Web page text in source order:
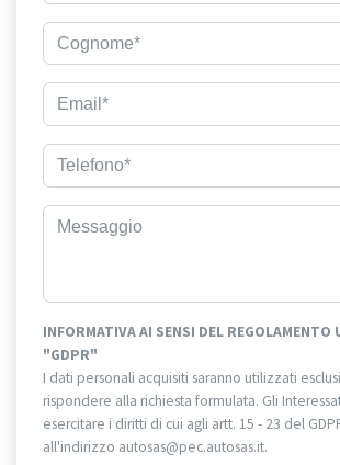
INFORMATIVA AI SENSI DEL REGOLAMENTO
"GDPR"
I dati personali acquisiti saranno utilizzati
rispondere alla richiesta formulata. Gli
esercitare i diritti di cui agli artt. 15 - 23 del
all'indirizzo autosas@pec.autosas.it.